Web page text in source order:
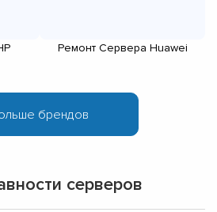
Ремонт Сервера Huawei
серверов